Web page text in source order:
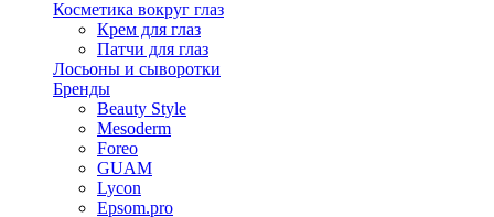
Косметика вокруг глаз
Крем для глаз
Патчи для глаз
Лосьоны и сыворотки
Бренды
Beauty Style
Mesoderm
Foreo
GUAM
Lycon
Epsom.pro